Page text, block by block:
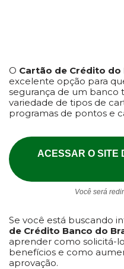
O Cartão de Crédito do
excelente opção para
segurança de um banco
variedade de tipos de
programas de pontos e
ACESSAR O SITE
Você será
Se você está buscando
de Crédito Banco do
aprender como solicitá-
benefícios e como
aprovação.